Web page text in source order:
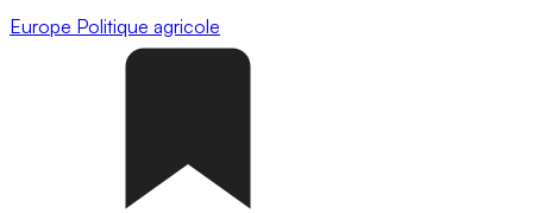
Europe Politique agricole